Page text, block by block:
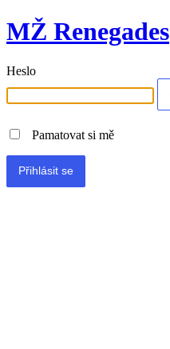
MŽ Renegades
Heslo
Pamatovat si mě